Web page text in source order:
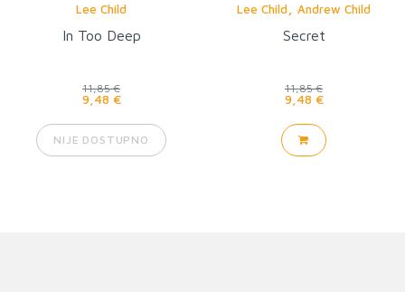
Lee Child
In Too Deep
11,85 €
9,48 €
NIJE DOSTUPNO
Lee Child Andrew Child
Secret
11,85 €
9,48 €